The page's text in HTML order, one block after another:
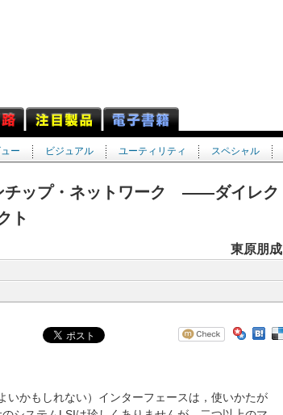
ー ビジュアル ユーティリティ スペシャル
チップ・ネットワーク ――ダイレク
ト
東原朋成
かもしれない）インターフェースは，使いかたが